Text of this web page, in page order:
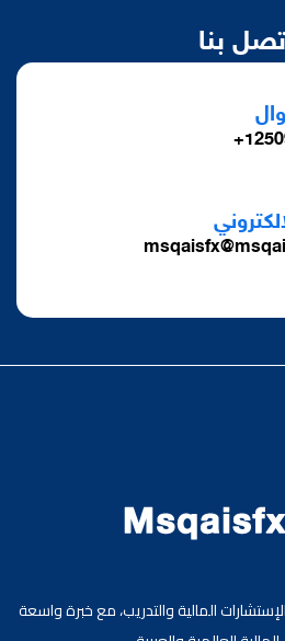
بنا
المالية والتدريب، مع خبرة واسعة